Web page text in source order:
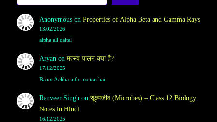
Anonymouson Properties of Alpha Beta and Gamma Rays
13/02/2026
alpha all daitel
Aryanon मत्स्य पालन क्या है?
17/12/2025
Bahot Achha information hai
Ranveer Singh on सूक्ष्मजीव (Microbes) – Class 12 Biology
Notes in Hindi
16/12/2025